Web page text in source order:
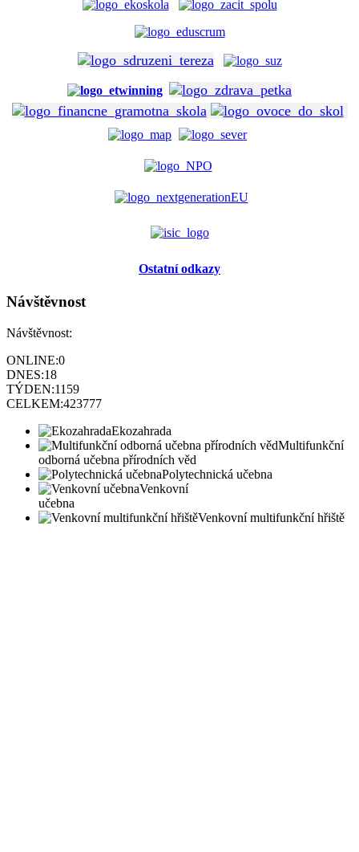
Ostatní odkazy
Návštěvnost
Návštěvnost:
ONLINE:0
DNES:18
TÝDEN:1159
CELKEM:423777
Ekozahrada
Multifunkční
odborná učebna přírodních věd
Polytechnická učebna
Venkovní
učebna
Venkovní multifunkční hřiště